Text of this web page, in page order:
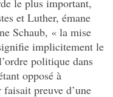
le plus important,
et Luther, émane
Schaub, « la mise
implicitement le
politique dans
opposé à
preuve d’une